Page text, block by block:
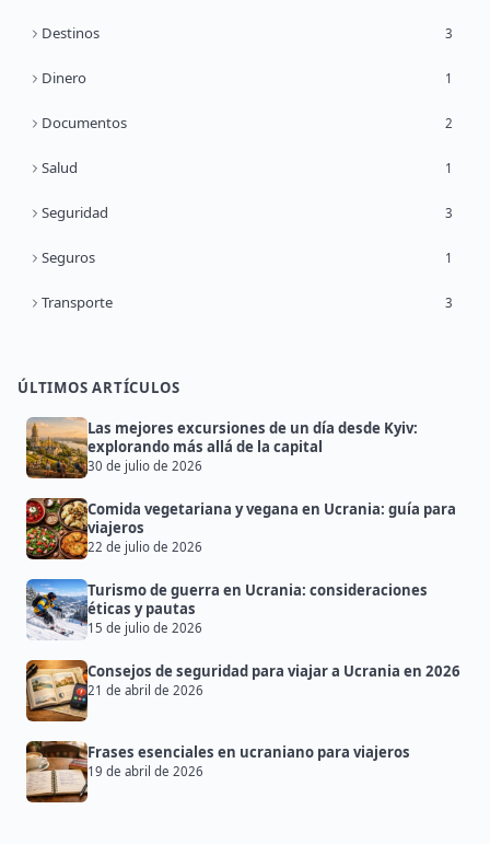
Destinos 3
Dinero 1
Documentos 2
Salud 1
Seguridad 3
Seguros 1
Transporte 3
ÚLTIMOS ARTÍCULOS
Las mejores excursiones de un día desde Kyiv:
explorando más allá de la capital
30 de julio de 2026
Comida vegetariana y vegana en Ucrania: guía para
viajeros
22 de julio de 2026
Turismo de guerra en Ucrania: consideraciones
éticas y pautas
15 de julio de 2026
Consejos de seguridad para viajar a Ucrania en 2026
21 de abril de 2026
Frases esenciales en ucraniano para viajeros
19 de abril de 2026